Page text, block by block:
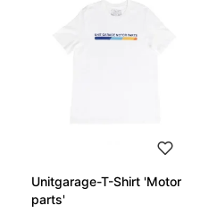
Unitgarage-T-Shirt 'Motor
parts'